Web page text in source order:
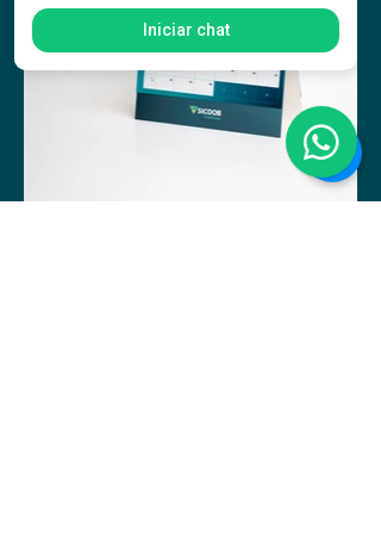
Iniciar chat